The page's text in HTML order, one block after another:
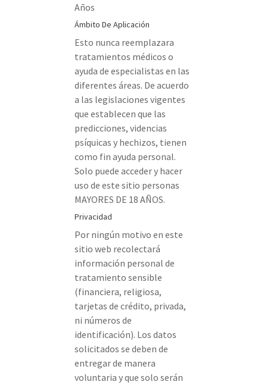
Años
Ámbito De Aplicación
Esto nunca reemplazara
tratamientos médicos o
ayuda de especialistas en las
diferentes áreas. De acuerdo
a las legislaciones vigentes
que establecen que las
predicciones, videncias
psíquicas y hechizos, tienen
como fin ayuda personal.
Solo puede acceder y hacer
uso de este sitio personas
MAYORES DE 18 AÑOS.
Privacidad
Por ningún motivo en este
sitio web recolectará
información personal de
tratamiento sensible
(financiera, religiosa,
tarjetas de crédito, privada,
ni números de
identificación). Los datos
solicitados se deben de
entregar de manera
voluntaria y que solo serán